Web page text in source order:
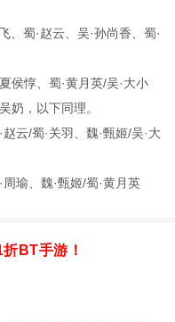
、蜀·赵云、吴·孙尚香、蜀·
侯惇、蜀·黄月英/吴·大小
奶，以下同理。
云/蜀·关羽、魏·甄姬/吴·大
瑜、魏·甄姬/蜀·黄月英
BT手游！